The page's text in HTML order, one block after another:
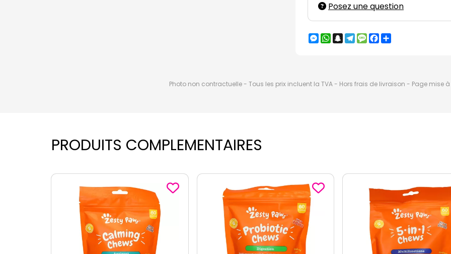
Posez une question
Messenger
WhatsApp
Snapchat
Telegram
MessageFacebook
Photo non contractuelle - Tous les prix incluent la TVA - Hors frais de livraison - Page mise
PRODUITS COMPLEMENTAIRES